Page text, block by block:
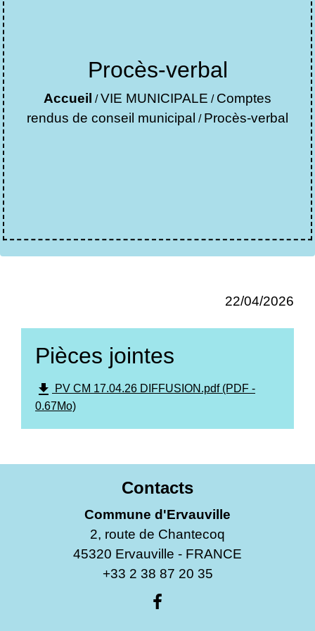
Procès-verbal
Accueil /VIE MUNICIPALE / Comptes
rendus de conseil municipal / Procès-verbal
22/04/2026
Pièces jointes
file_download
PV CM 17.04.26 DIFFUSION.pdf (PDF -
0.67Mo)
Contacts
Commune d'Ervauville
2, route de Chantecoq
45320 Ervauville - FRANCE
+33 2 38 87 20 35